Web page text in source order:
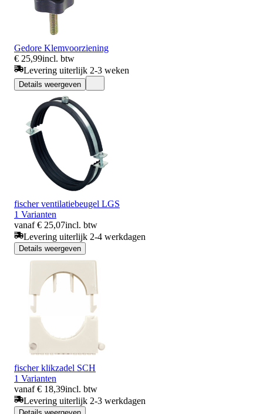
Gedore Klemvoorziening
€ 25,99incl. btw
Levering uiterlijk 2-3 weken
Details weergeven
fischer ventilatiebeugel LGS
1 Varianten
vanaf € 25,07incl. btw
Levering uiterlijk 2-4 werkdagen
Details weergeven
fischer klikzadel SCH
1 Varianten
vanaf € 18,39incl. btw
Levering uiterlijk 2-3 werkdagen